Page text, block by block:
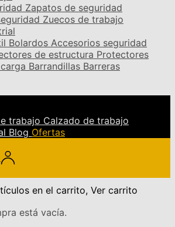
Zapatos de seguridad
Zuecos de trabajo
Bolardos Accesorios seguridad
de estructura Protectores
Barrandillas Barreras
trabajo Calzado de trabajo
Blog Ofertas
en el carrito, Ver carrito
está vacía.